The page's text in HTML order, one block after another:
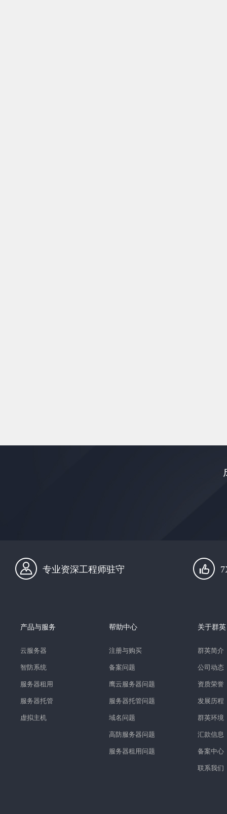
专业资深工程师驻守
产品与服务
云服务器
智防系统
服务器租用
服务器托管
虚拟主机
帮助中心
注册与购买
备案问题
鹰云服务器问题
服务器托管问题
域名问题
高防服务器问题
服务器租用问题
关于群英
群英简介
公司动态
资质荣誉
发展历程
群英环境
汇款信息
备案中心
联系我们